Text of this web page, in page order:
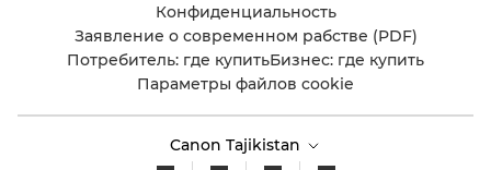
Конфиденциальность
Заявление о современном рабстве (PDF)
Потребитель: где купитьБизнес: где купить
Параметры файлов cookie
Canon Tajikistan